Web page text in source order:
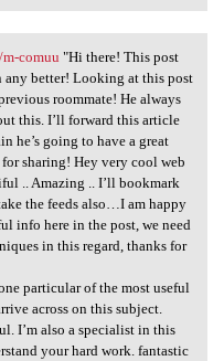
m-comuu
comuu "Hi there! This post
any better! Looking at this post
roommate! He always
this. I’ll forward this article
he’s going to have a great
sharing! Hey very cool web
.. Amazing .. I’ll bookmark
the feeds also…I am happy
info here in the post, we need
in this regard, thanks for
particular of the most useful
across on this subject.
I’m also a specialist in this
your hard work. fantastic